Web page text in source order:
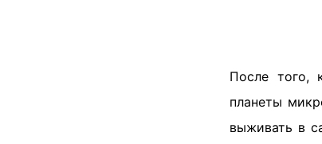
После того,
планеты
выживать в